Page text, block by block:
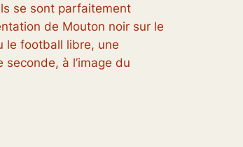
se sont parfaitement
de Mouton noir sur le
le football libre, une
à l’image du